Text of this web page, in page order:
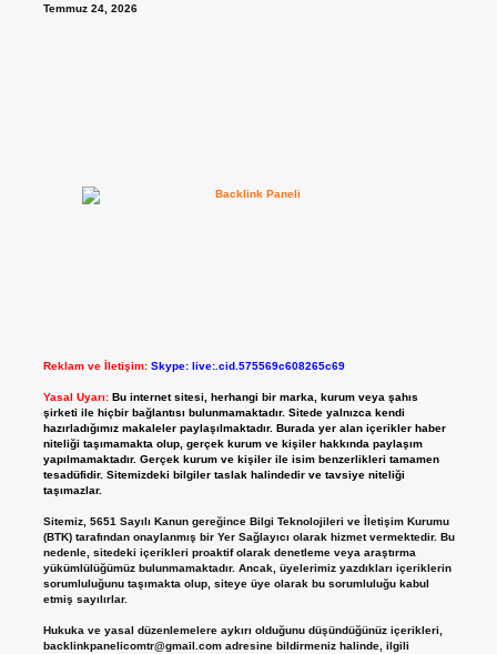
Temmuz 24, 2026
Reklam ve İletişim: Skype: live:.cid.575569c608265c69
Yasal Uyarı: Bu internet sitesi, herhangi bir marka, kurum veya şahıs
şirketi ile hiçbir bağlantısı bulunmamaktadır. Sitede yalnızca kendi
hazırladığımız makaleler paylaşılmaktadır. Burada yer alan içerikler haber
niteliği taşımamakta olup, gerçek kurum ve kişiler hakkında paylaşım
yapılmamaktadır. Gerçek kurum ve kişiler ile isim benzerlikleri tamamen
tesadüfidir. Sitemizdeki bilgiler taslak halindedir ve tavsiye niteliği
taşımazlar.
Sitemiz, 5651 Sayılı Kanun gereğince Bilgi Teknolojileri ve İletişim Kurumu
(BTK) tarafından onaylanmış bir Yer Sağlayıcı olarak hizmet vermektedir. Bu
nedenle, sitedeki içerikleri proaktif olarak denetleme veya araştırma
yükümlülüğümüz bulunmamaktadır. Ancak, üyelerimiz yazdıkları içeriklerin
sorumluluğunu taşımakta olup, siteye üye olarak bu sorumluluğu kabul
etmiş sayılırlar.
Hukuka ve yasal düzenlemelere aykırı olduğunu düşündüğünüz içerikleri,
backlinkpanelicomtr@gmail.comadresine bildirmeniz halinde, ilgili